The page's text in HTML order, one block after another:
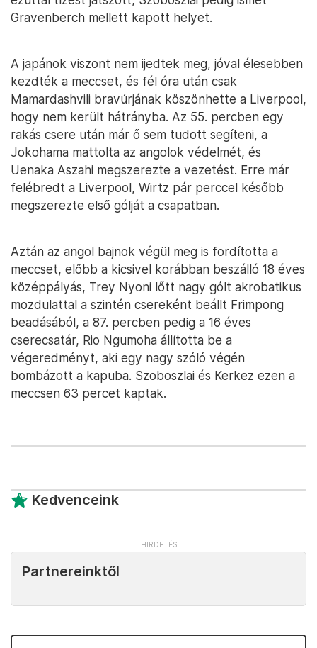
Gravenberch mellett kapott helyet.
A japánok viszont nem ijedtek meg, jóval élesebben
kezdték a meccset, és fél óra után csak
Mamardashvili bravúrjának köszönhette a Liverpool,
hogy nem került hátrányba. Az 55. percben egy
rakás csere után már ő sem tudott segíteni, a
Jokohama mattolta az angolok védelmét, és
Uenaka Aszahi megszerezte a vezetést. Erre már
felébredt a Liverpool, Wirtz pár perccel később
megszerezte első gólját a csapatban.
Aztán az angol bajnok végül meg is fordította a
meccset, előbb a kicsivel korábban beszálló 18 éves
középpályás, Trey Nyoni lőtt nagy gólt akrobatikus
mozdulattal a szintén csereként beállt Frimpong
beadásából, a 87. percben pedig a 16 éves
cserecsatár, Rio Ngumoha állította be a
végeredményt, aki egy nagy szóló végén
bombázott a kapuba. Szoboszlai és Kerkez ezen a
meccsen 63 percet kaptak.
Kedvenceink
Partnereinktől